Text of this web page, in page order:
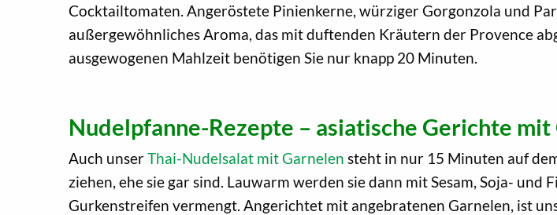
Cocktailtomaten. Angeröstete Pinienkerne, würziger Gorgonzola und
außergewöhnliches Aroma, das mit duftenden Kräutern der Provence
ausgewogenen Mahlzeit benötigen Sie nur knapp 20 Minuten.
Nudelpfanne-Rezepte – asiatische Gerichte mit
Auch unserThai-Nudelsalat mit Garnelen steht in nur 15 Minuten auf
ziehen, ehe sie gar sind. Lauwarm werden sie dann mit Sesam, Soja-
Gurkenstreifen vermengt. Angerichtet mit angebratenen Garnelen, ist